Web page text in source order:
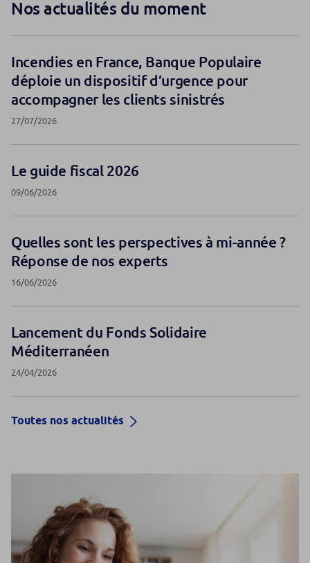
Nos actualités du moment
Incendies en France, Banque Populaire
déploie un dispositif d’urgence pour
accompagner les clients sinistrés
27/07/2026
Le guide fiscal 2026
09/06/2026
Quelles sont les perspectives à mi-année ?
Réponse de nos experts
16/06/2026
Lancement du Fonds Solidaire
Méditerranéen
24/04/2026
Toutes nos actualités